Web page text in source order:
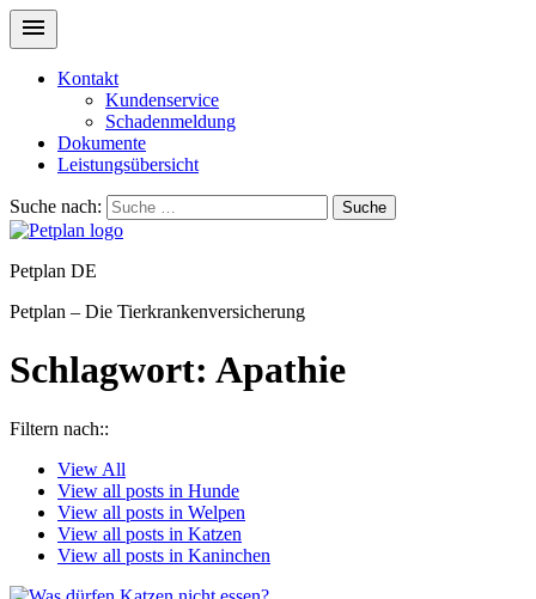
Kontakt
Kundenservice
Schadenmeldung
Dokumente
Leistungsübersicht
Suche nach: Suche
Petplan DE
Petplan – Die Tierkrankenversicherung
Schlagwort: Apathie
Filtern nach::
View All
View all posts in Hunde
View all posts in Welpen
View all posts in Katzen
View all posts in Kaninchen